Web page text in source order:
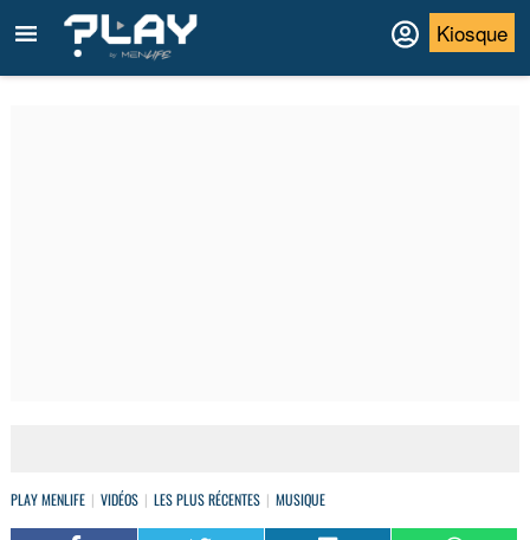
Kiosque
PLAY MENLIFE VIDÉOS LES PLUS RÉCENTES MUSIQUE